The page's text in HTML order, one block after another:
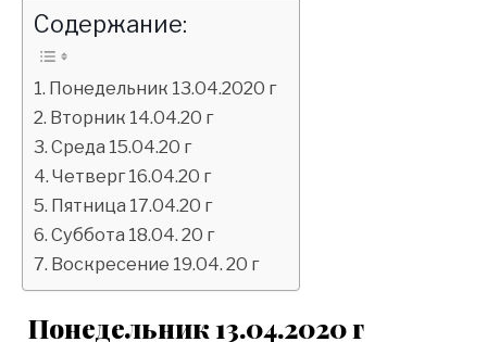
Содержание:
Понедельник 13.04.2020 г
Вторник 14.04.20 г
Среда 15.04.20 г
Четверг 16.04.20 г
Пятница 17.04.20 г
Суббота 18.04. 20 г
Воскресение 19.04. 20 г
Понедельник 13.04.2020 г